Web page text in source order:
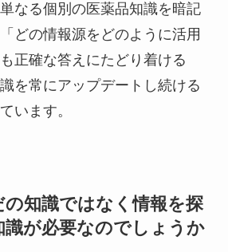
なる個別の医薬品知識を暗記
どの情報源をどのように活用
正確な答えにたどり着ける
を常にアップデートし続ける
います。
知識ではなく情報を探
が必要なのでしょうか